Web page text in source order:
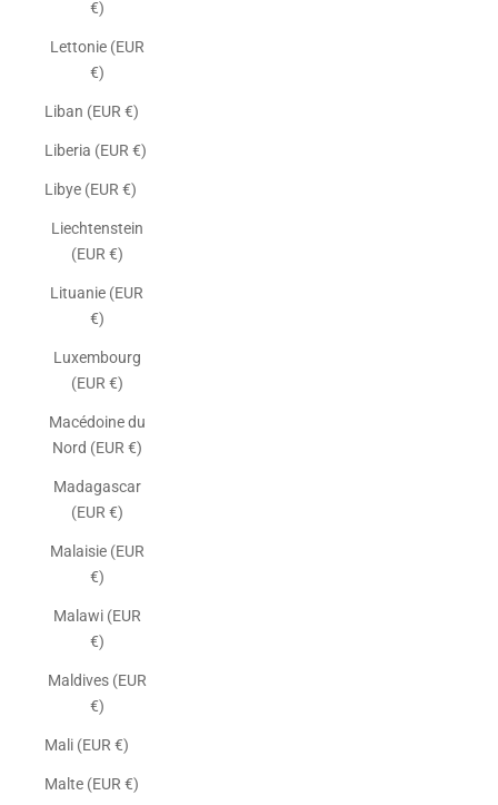
€)
Lettonie (EUR
€)
Liban (EUR €)
Liberia (EUR €)
Libye (EUR €)
Liechtenstein
(EUR €)
Lituanie (EUR
€)
Luxembourg
(EUR €)
Macédoine du
Nord (EUR €)
Madagascar
(EUR €)
Malaisie (EUR
€)
Malawi (EUR
€)
Maldives (EUR
€)
Mali (EUR €)
Malte (EUR €)